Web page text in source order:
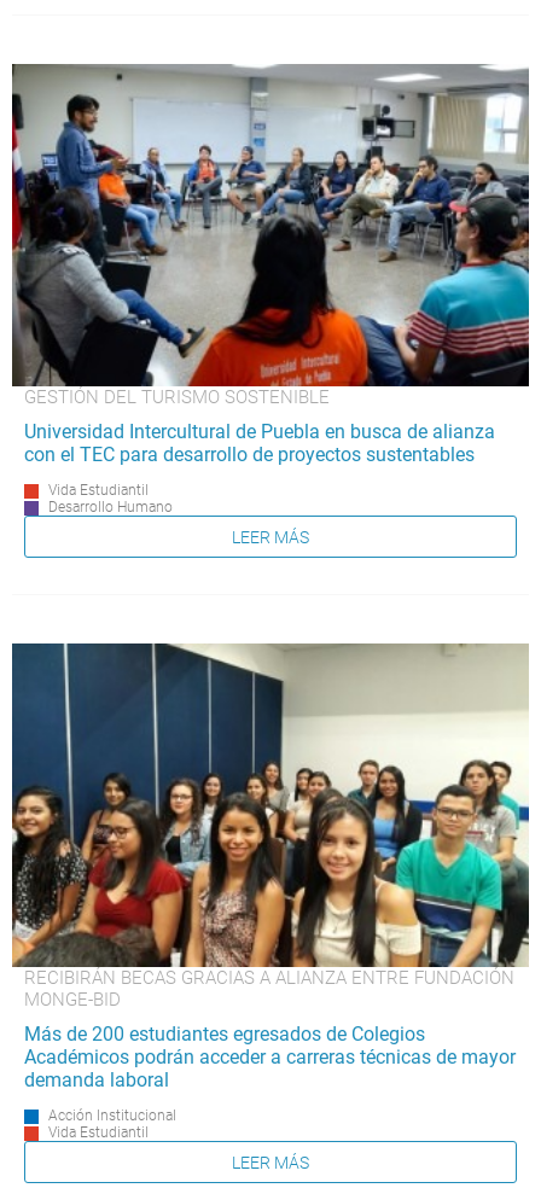
GESTIÓN DEL TURISMO SOSTENIBLE
Universidad Intercultural de Puebla en busca de alianza
con el TEC para desarrollo de proyectos sustentables
Vida Estudiantil
Desarrollo Humano
LEER MÁS
RECIBIRÁN BECAS GRACIAS A ALIANZA ENTRE FUNDACIÓN
MONGE-BID
Más de 200 estudiantes egresados de Colegios
Académicos podrán acceder a carreras técnicas de mayor
demanda laboral
Acción Institucional
Vida Estudiantil
LEER MÁS